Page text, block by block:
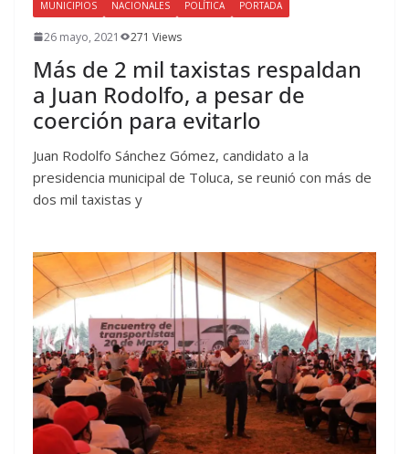
MUNICIPIOS NACIONALES POLÍTICA PORTADA
26 mayo, 2021 271 Views
Más de 2 mil taxistas respaldan
a Juan Rodolfo, a pesar de
coerción para evitarlo
Juan Rodolfo Sánchez Gómez, candidato a la
presidencia municipal de Toluca, se reunió con más de
dos mil taxistas y